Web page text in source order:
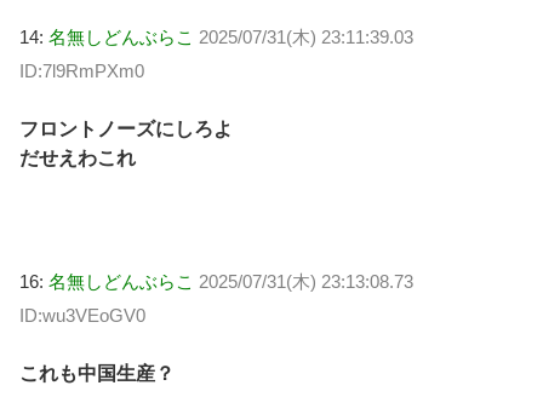
14: 名無しどんぶらこ 2025/07/31(木) 23:11:39.03
ID:7l9RmPXm0
フロントノーズにしろよ
だせえわこれ
16: 名無しどんぶらこ 2025/07/31(木) 23:13:08.73
ID:wu3VEoGV0
これも中国生産？